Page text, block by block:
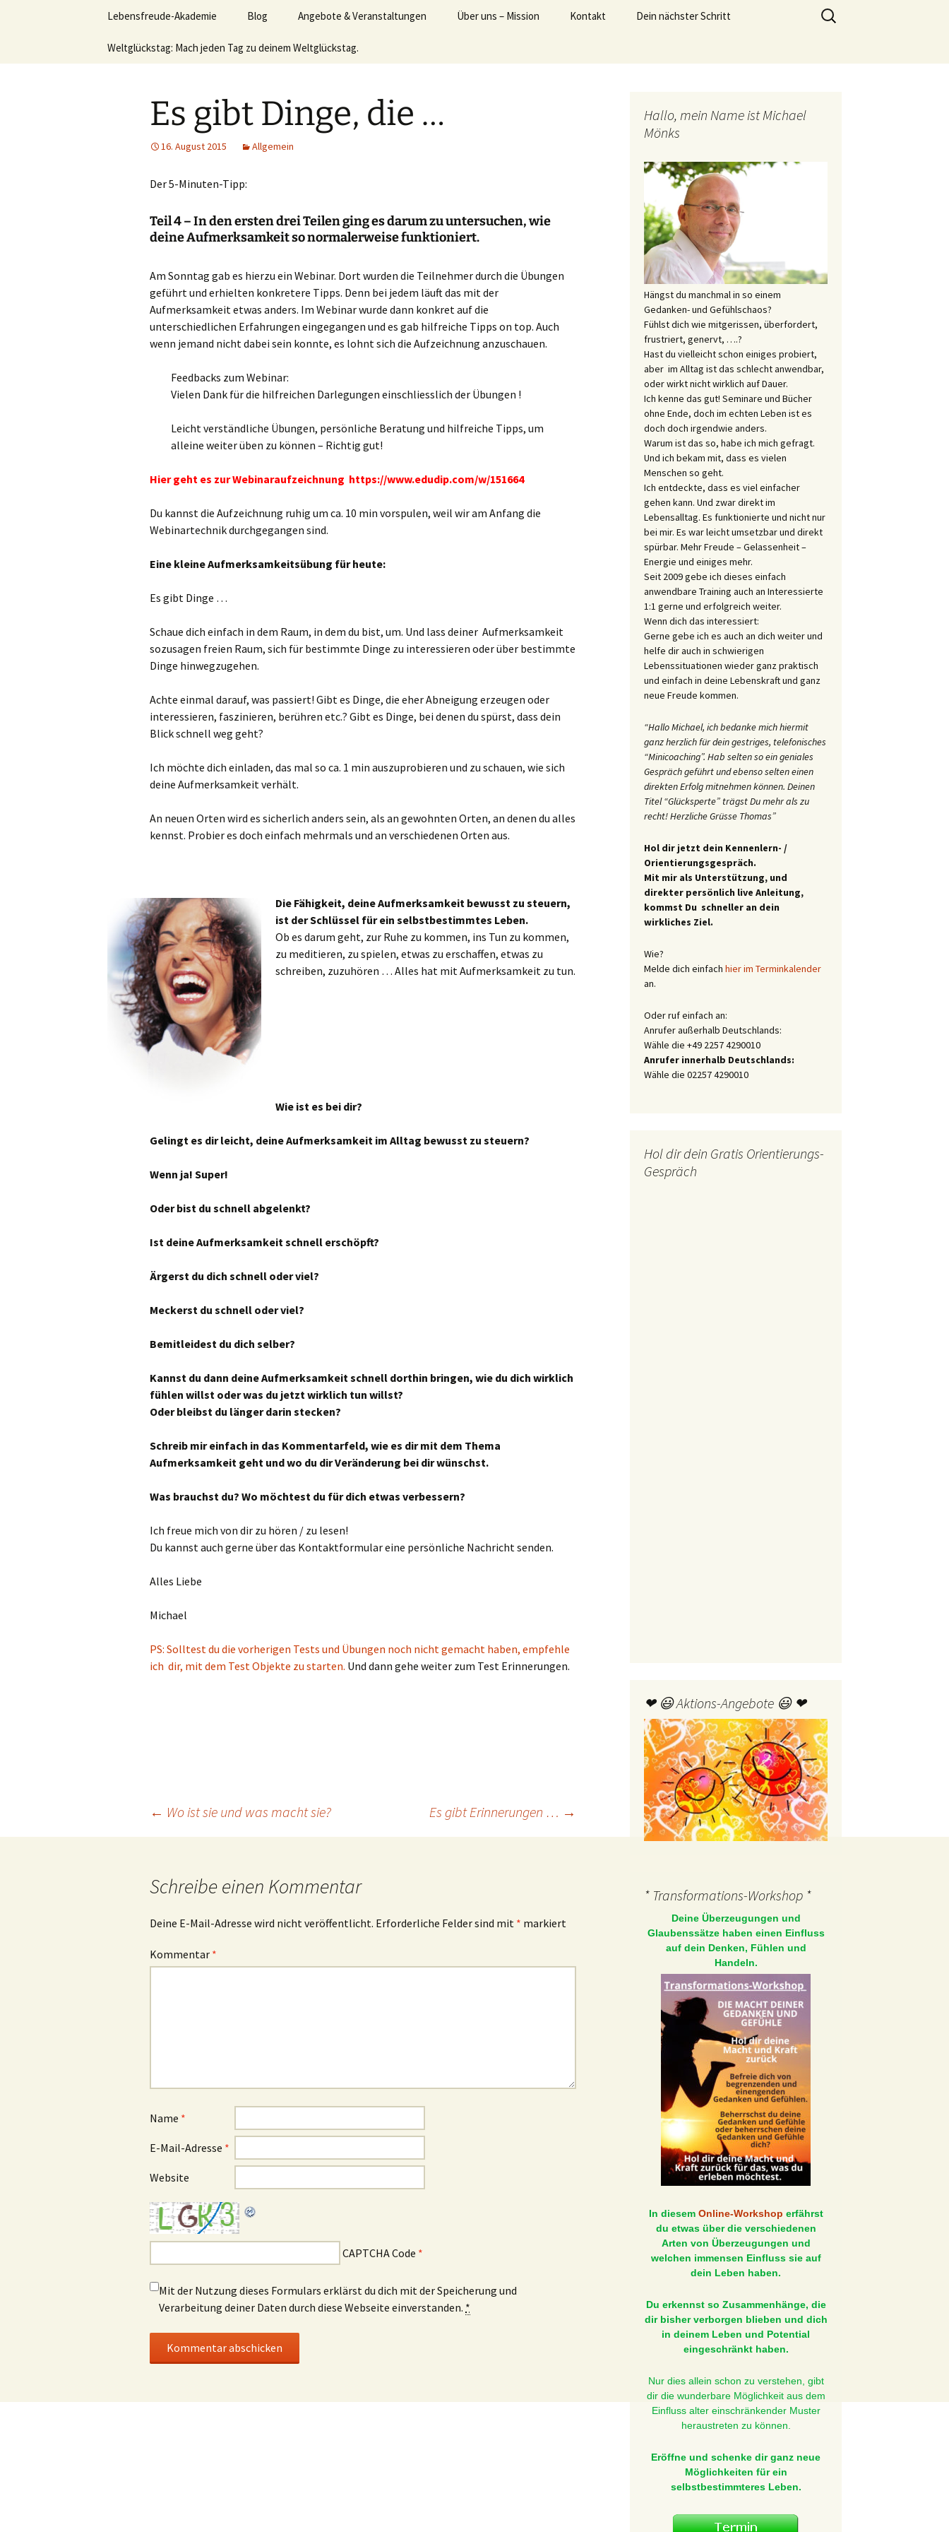
Lebensfreude-Akademie
Lerne deinen stressigen Alltag mit mehr Freude und Gelassenheit erfolgreich meistern und genießen zu können.
Lebensfreude-Akademie Blog Angebote & Veranstaltungen
Veranstaltungen
Aktuelle – Angebote
Bücher
Über uns – Mission Kontakt Dein nächster Schritt
Weltglückstag: Mach jeden Tag zu deinem Weltglückstag.
Suchen
nach:
Es gibt Dinge, die …
16. August 2015 Allgemein
Der 5-Minuten-Tipp:
Teil 4 – In den ersten drei Teilen ging es darum zu untersuchen, wie
deine Aufmerksamkeit so normalerweise funktioniert.
Am Sonntag gab es hierzu ein Webinar. Dort wurden die Teilnehmer durch die Übungen
geführt und erhielten konkretere Tipps. Denn bei jedem läuft das mit der
Aufmerksamkeit etwas anders. Im Webinar wurde dann konkret auf die
unterschiedlichen Erfahrungen eingegangen und es gab hilfreiche Tipps on top. Auch
wenn jemand nicht dabei sein konnte, es lohnt sich die Aufzeichnung anzuschauen.
Feedbacks zum Webinar:
Vielen Dank für die hilfreichen Darlegungen einschliesslich der Übungen !
Leicht verständliche Übungen, persönliche Beratung und hilfreiche Tipps, um
alleine weiter üben zu können – Richtig gut!
Hier geht es zur Webinaraufzeichnung https://www.edudip.com/w/151664
Du kannst die Aufzeichnung ruhig um ca. 10 min vorspulen, weil wir am Anfang die
Webinartechnik durchgegangen sind.
Eine kleine Aufmerksamkeitsübung für heute:
Es gibt Dinge …
Schaue dich einfach in dem Raum, in dem du bist, um. Und lass deiner Aufmerksamkeit
sozusagen freien Raum, sich für bestimmte Dinge zu interessieren oder über bestimmte
Dinge hinwegzugehen.
Achte einmal darauf, was passiert! Gibt es Dinge, die eher Abneigung erzeugen oder
interessieren, faszinieren, berühren etc.? Gibt es Dinge, bei denen du spürst, dass dein
Blick schnell weg geht?
Ich möchte dich einladen, das mal so ca. 1 min auszuprobieren und zu schauen, wie sich
deine Aufmerksamkeit verhält.
An neuen Orten wird es sicherlich anders sein, als an gewohnten Orten, an denen du alles
kennst. Probier es doch einfach mehrmals und an verschiedenen Orten aus.
Die Fähigkeit, deine Aufmerksamkeit bewusst zu steuern,
ist der Schlüssel für ein selbstbestimmtes Leben.
Ob es darum geht, zur Ruhe zu kommen, ins Tun zu kommen,
zu meditieren, zu spielen, etwas zu erschaffen, etwas zu
schreiben, zuzuhören … Alles hat mit Aufmerksamkeit zu tun.
Wie ist es bei dir?
Gelingt es dir leicht, deine Aufmerksamkeit im Alltag bewusst zu steuern?
Wenn ja! Super!
Oder bist du schnell abgelenkt?
Ist deine Aufmerksamkeit schnell erschöpft?
Ärgerst du dich schnell oder viel?
Meckerst du schnell oder viel?
Bemitleidest du dich selber?
Kannst du dann deine Aufmerksamkeit schnell dorthin bringen, wie du dich wirklich
fühlen willst oder was du jetzt wirklich tun willst?
Oder bleibst du länger darin stecken?
Schreib mir einfach in das Kommentarfeld, wie es dir mit dem Thema
Aufmerksamkeit geht und wo du dir Veränderung bei dir wünschst.
Was brauchst du? Wo möchtest du für dich etwas verbessern?
Ich freue mich von dir zu hören / zu lesen!
Du kannst auch gerne über das Kontaktformular eine persönliche Nachricht senden.
Alles Liebe
Michael
PS: Solltest du die vorherigen Tests und Übungen noch nicht gemacht haben, empfehle
ich dir, mit dem Test Objekte zu starten. Und dann gehe weiter zum Test Erinnerungen.
Beitragsnavigation
← Wo ist sie und was macht sie? Es gibt Erinnerungen … →
Schreibe einen Kommentar
Deine E-Mail-Adresse wird nicht veröffentlicht. Erforderliche Felder sind mit * markiert
Kommentar *
Name *
E-Mail-Adresse *
Website
CAPTCHA Code *
Mit der Nutzung dieses Formulars erklärst du dich mit der Speicherung und
Verarbeitung deiner Daten durch diese Webseite einverstanden. *
Hallo, mein Name ist Michael
Mönks
Hängst du manchmal in so einem
Gedanken- und Gefühlschaos?
Fühlst dich wie mitgerissen, überfordert,
frustriert, genervt, ….?
Hast du vielleicht schon einiges probiert,
aber im Alltag ist das schlecht anwendbar,
oder wirkt nicht wirklich auf Dauer.
Ich kenne das gut! Seminare und Bücher
ohne Ende, doch im echten Leben ist es
doch doch irgendwie anders.
Warum ist das so, habe ich mich gefragt.
Und ich bekam mit, dass es vielen
Menschen so geht.
Ich entdeckte, dass es viel einfacher
gehen kann. Und zwar direkt im
Lebensalltag. Es funktionierte und nicht nur
bei mir. Es war leicht umsetzbar und direkt
spürbar. Mehr Freude – Gelassenheit –
Energie und einiges mehr.
Seit 2009 gebe ich dieses einfach
anwendbare Training auch an Interessierte
1:1 gerne und erfolgreich weiter.
Wenn dich das interessiert:
Gerne gebe ich es auch an dich weiter und
helfe dir auch in schwierigen
Lebenssituationen wieder ganz praktisch
und einfach in deine Lebenskraft und ganz
neue Freude kommen.
“Hallo Michael, ich bedanke mich hiermit
ganz herzlich für dein gestriges, telefonisches
“Minicoaching”. Hab selten so ein geniales
Gespräch geführt und ebenso selten einen
direkten Erfolg mitnehmen können. Deinen
Titel “Glücksperte” trägst Du mehr als zu
recht! Herzliche Grüsse Thomas”
Hol dir jetzt dein Kennenlern- /
Orientierungsgespräch.
Mit mir als Unterstützung, und
direkter persönlich live Anleitung,
kommst Du schneller an dein
wirkliches Ziel.
Wie?
Melde dich einfach hier im Terminkalender
an.
Oder ruf einfach an:
Anrufer außerhalb Deutschlands:
Wähle die +49 2257 4290010
Anrufer innerhalb Deutschlands:
Wähle die 02257 4290010
Hol dir dein Gratis Orientierungs-
Gespräch
❤ 😃 Aktions-Angebote 😃 ❤
* Transformations-Workshop *
Deine Überzeugungen und
Glaubenssätze haben einen Einfluss
auf dein Denken, Fühlen und
Handeln.
In diesem Online-Workshop erfährst
du etwas über die verschiedenen
Arten von Überzeugungen und
welchen immensen Einfluss sie auf
dein Leben haben.
Du erkennst so Zusammenhänge, die
dir bisher verborgen blieben und dich
in deinem Leben und Potential
eingeschränkt haben.
Nur dies allein schon zu verstehen, gibt
dir die wunderbare Möglichkeit aus dem
Einfluss alter einschränkender Muster
heraustreten zu können.
Eröffne und schenke dir ganz neue
Möglichkeiten für ein
selbstbestimmteres Leben.